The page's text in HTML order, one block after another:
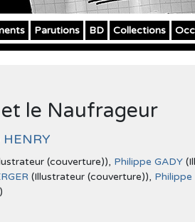
Parutions BD Collections
le Naufrageur
HENRY
(couverture)), Philippe GADY
(Illustrateur (couverture)), Philippe